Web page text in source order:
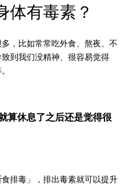
体有毒素？
，比如常常吃外食、熬夜、不
到我们没精神、很容易觉得
算休息了之后还是觉得很
排毒」，排出毒素就可以提升